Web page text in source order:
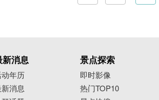
新消息
年历
消息
景点探索
即时影像
热门TOP10